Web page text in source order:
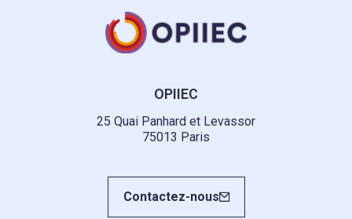
OPIIEC
25 Quai Panhard et Levassor
75013 Paris
Contactez-nous